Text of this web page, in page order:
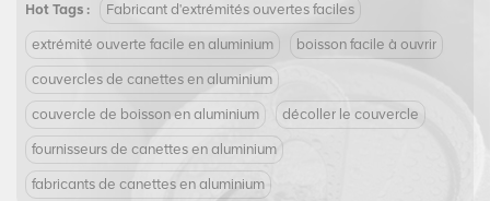
Hot Tags : Fabricant d'extrémités ouvertes faciles
extrémité ouverte facile en aluminium boisson facile à ouvrir
couvercles de canettes en aluminium
couvercle de boisson en aluminium décoller le couvercle
fournisseurs de canettes en aluminium
fabricants de canettes en aluminium